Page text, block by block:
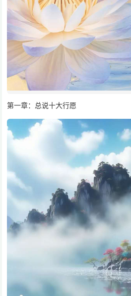
第一章：总说十大行愿